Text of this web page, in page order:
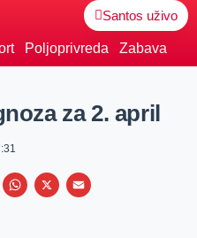
Santos uživo
Poljoprivreda Zabava
za 2. april
W
X
E